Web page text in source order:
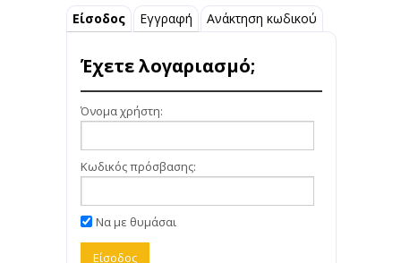
Είσοδος Εγγραφή Ανάκτηση κωδικού
Έχετε λογαριασμό;
Όνομα χρήστη:
Κωδικός πρόσβασης:
Να με θυμάσαι